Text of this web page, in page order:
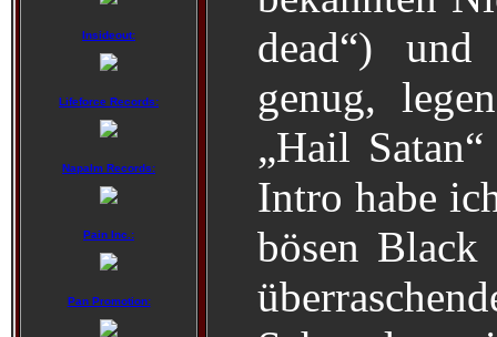
Insideout:
Lifeforce Records:
Napalm Records:
Pain Inc.:
Pan Promotion:
dead“)
genug,
„Hail
Intro habe
bösen